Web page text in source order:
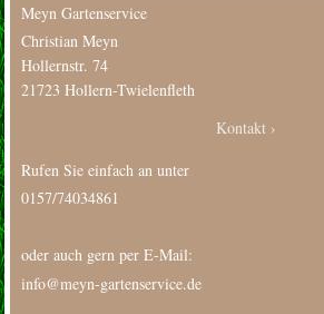
Meyn Gartenservice
Christian Meyn
Hollernstr. 74
21723 Hollern-Twielenfleth
Kontakt
Rufen Sie einfach an unter
0157/74034861
oder auch gern per E-Mail:
info@meyn-gartenservice.de